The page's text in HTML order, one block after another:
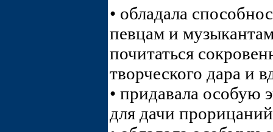
• обладала
певцам и
почитаться
творческого дара и
• придавала особую
для дачи